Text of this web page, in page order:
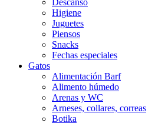
Descanso
Higiene
Juguetes
Piensos
Snacks
Fechas especiales
Gatos
Alimentación Barf
Alimento húmedo
Arenas y WC
Arneses, collares, correas
Botika